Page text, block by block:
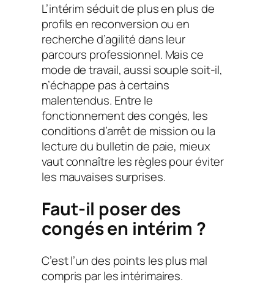
L’intérim séduit de plus en plus de
profils en reconversion ou en
recherche d’agilité dans leur
parcours professionnel. Mais ce
mode de travail, aussi souple soit-il,
n’échappe pas à certains
malentendus. Entre le
fonctionnement des congés, les
conditions d’arrêt de mission ou la
lecture du bulletin de paie, mieux
vaut connaître les règles pour éviter
les mauvaises surprises.
Faut-il poser des
congés en intérim ?
C’est l’un des points les plus mal
compris par les intérimaires.